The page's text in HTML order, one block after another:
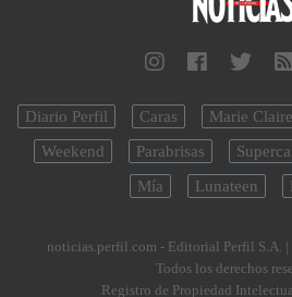
Diario Perfil Caras Marie Claire
Weekend
Parabrisas
Mía
Lunateen
noticias.perfil.com - Editorial Perfil S.A.
Todos los derechos
Registro de Propiedad